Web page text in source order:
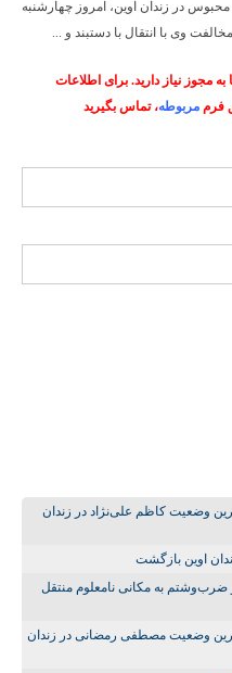
در زندان اوین، امروز چهارشنبه
مجوز نیاز دارید. برای اطلاعات
فرم مربوطه، تماس بگیرید
وضعیت کاظم علی‌نژاد در زندان
اوین بازگشت
به مکانی نامعلوم منتقل
وضعیت مصطفی رمضانی در زندان